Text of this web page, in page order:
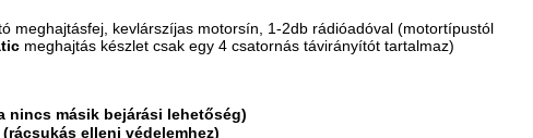
meghajtásfej, kevlárszíjas motorsín, 1-2db rádióadóval (motortípustól
meghajtás készlet csak egy 4 csatornás távirányítót tartalmaz)
nincs másik bejárási lehetőség)
(rácsukás elleni védelemhez)